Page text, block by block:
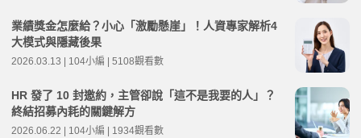
業績獎金怎麼給？小心「激勵懸崖」！人資專家解析4
大模式與隱藏後果
2026.03.13 | 104小編 | 5108觀看數
HR 發了 10 封邀約，主管卻說「這不是我要的人」？
終結招募內耗的關鍵解方
2026.06.22 | 104小編 | 1934觀看數